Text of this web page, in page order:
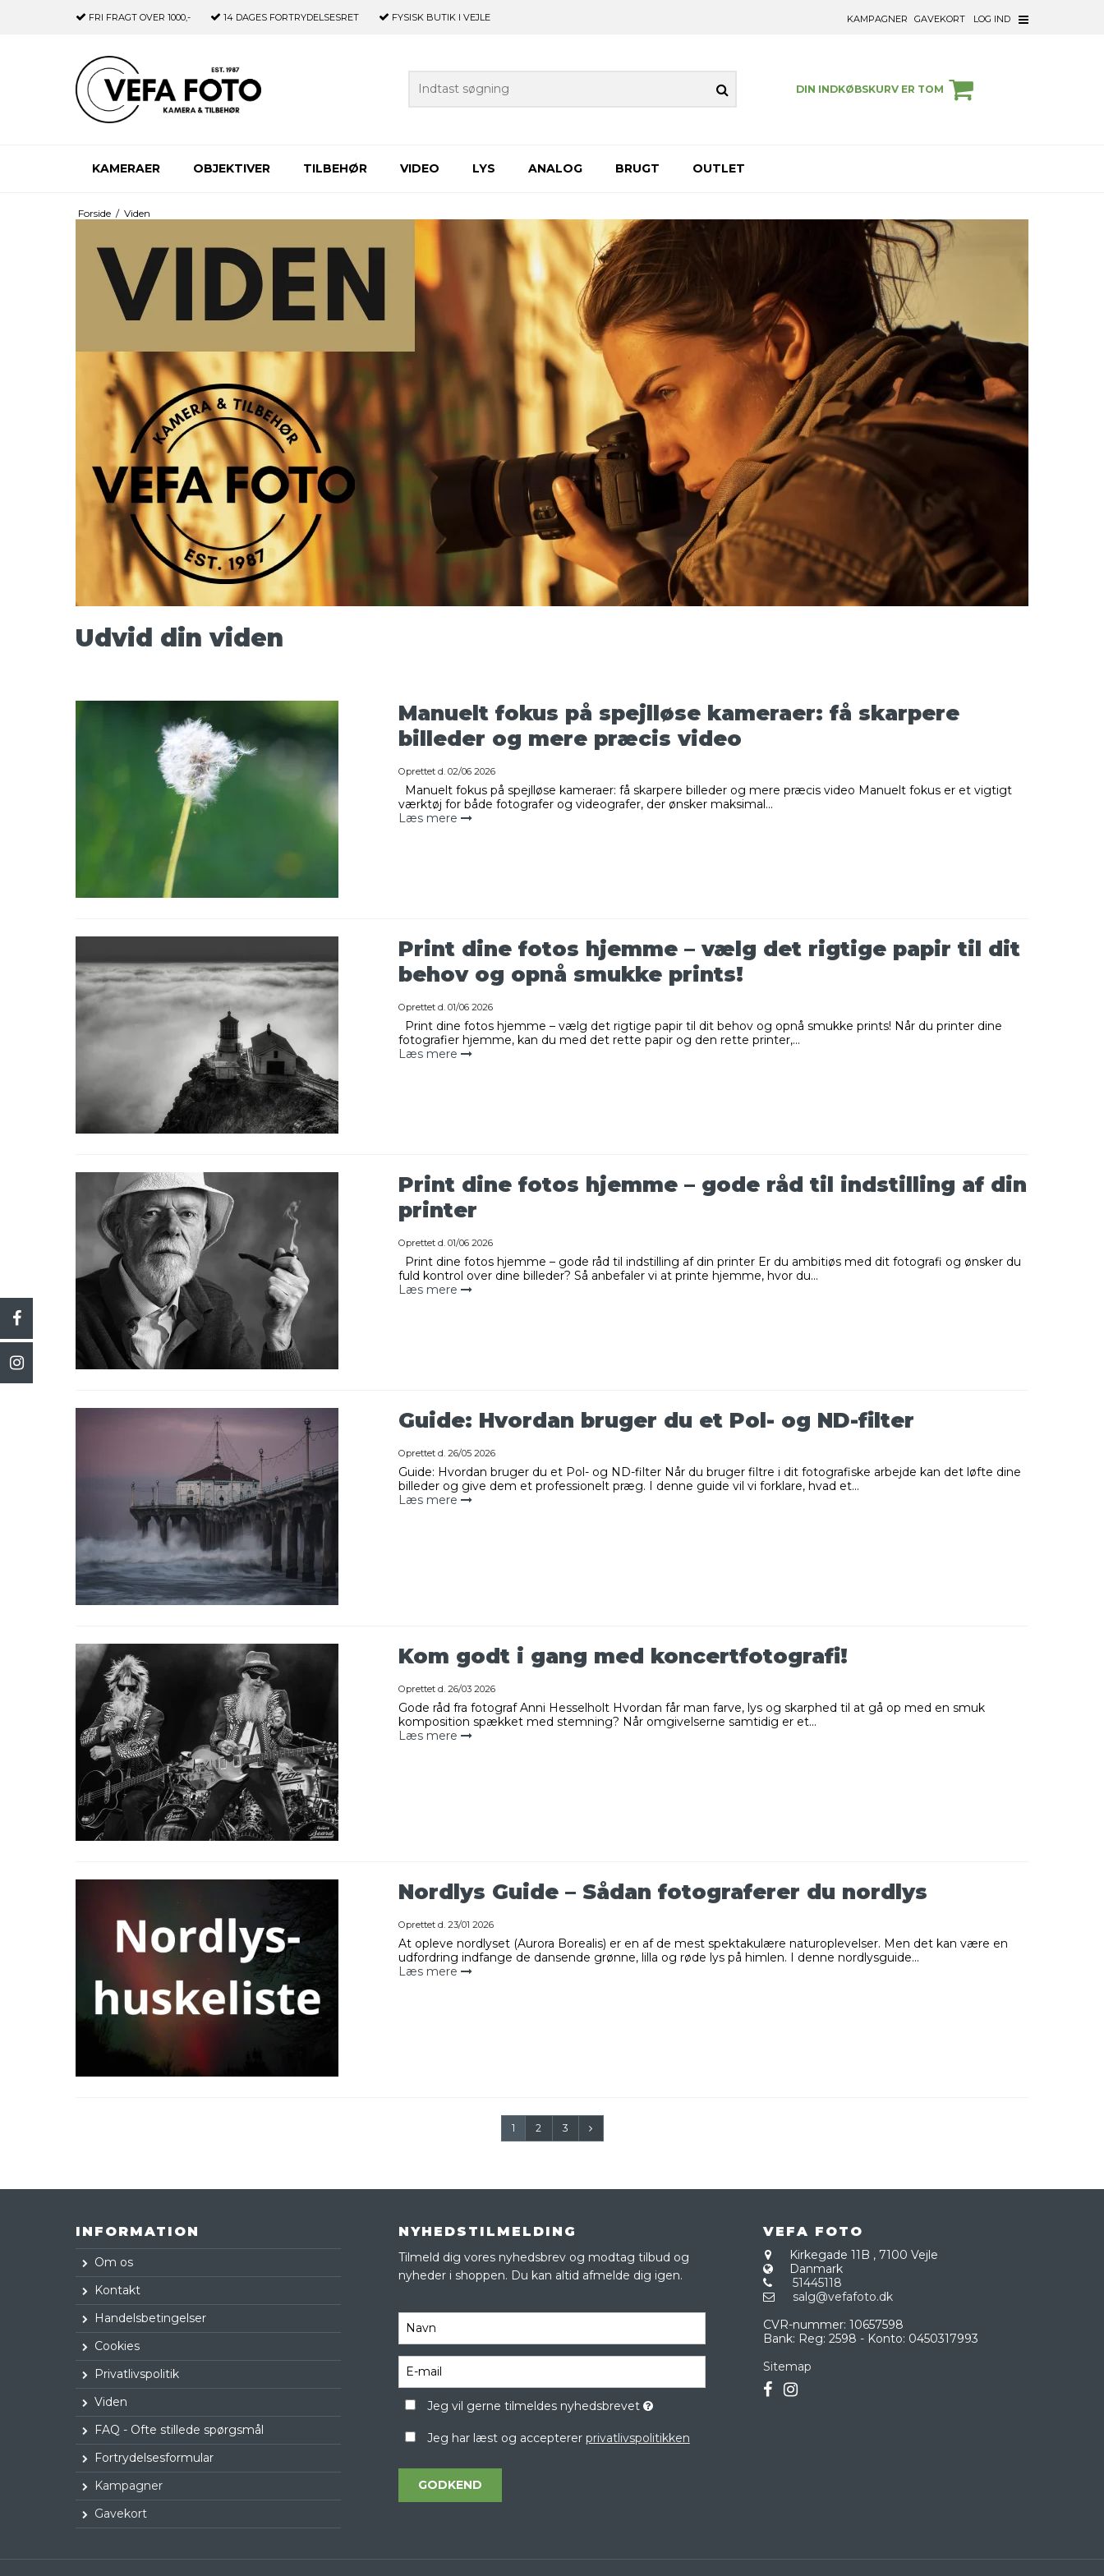
FRI FRAGT OVER 1000,- 14 DAGES FORTRYDELSESRET FYSISK BUTIK I VEJLE KAMPAGNER GAVEKORT LOG IND
DIN INDKØBSKURV ER TOM
KAMERAER OBJEKTIVER TILBEHØR VIDEO LYS ANALOG BRUGT OUTLET
Forside / Viden
Udvid din viden
Manuelt fokus på spejlløse kameraer: få skarpere
billeder og mere præcis video
Oprettet d.02/06 2026
Manuelt fokus på spejlløse kameraer: få skarpere billeder og mere præcis video Manuelt fokus er et vigtigt
værktøj for både fotografer og videografer, der ønsker maksimal...
Læs mere
Print dine fotos hjemme – vælg det rigtige papir til dit
behov og opnå smukke prints!
Oprettet d.01/06 2026
Print dine fotos hjemme – vælg det rigtige papir til dit behov og opnå smukke prints! Når du printer dine
fotografier hjemme, kan du med det rette papir og den rette printer,...
Læs mere
Print dine fotos hjemme – gode råd til indstilling af din
printer
Oprettet d.01/06 2026
Print dine fotos hjemme – gode råd til indstilling af din printer Er du ambitiøs med dit fotografi og ønsker du
fuld kontrol over dine billeder? Så anbefaler vi at printe hjemme, hvor du...
Læs mere
Guide: Hvordan bruger du et Pol- og ND-filter
Oprettet d.26/05 2026
Guide: Hvordan bruger du et Pol- og ND-filter Når du bruger filtre i dit fotografiske arbejde kan det løfte dine
billeder og give dem et professionelt præg. I denne guide vil vi forklare, hvad et...
Læs mere
Kom godt i gang med koncertfotografi!
Oprettet d.26/03 2026
Gode råd fra fotograf Anni Hesselholt Hvordan får man farve, lys og skarphed til at gå op med en smuk
komposition spækket med stemning? Når omgivelserne samtidig er et...
Læs mere
Nordlys Guide – Sådan fotograferer du nordlys
Oprettet d.23/01 2026
At opleve nordlyset (Aurora Borealis) er en af de mest spektakulære naturoplevelser. Men det kan være en
udfordring indfange de dansende grønne, lilla og røde lys på himlen. I denne nordlysguide...
Læs mere
1 2 3
INFORMATION
Om os
Kontakt
Handelsbetingelser
Cookies
Privatlivspolitik
Viden
FAQ - Ofte stillede spørgsmål
Fortrydelsesformular
Kampagner
Gavekort
NYHEDSTILMELDING
Tilmeld dig vores nyhedsbrev og modtag tilbud og
nyheder i shoppen. Du kan altid afmelde dig igen.
Jeg vil gerne tilmeldes nyhedsbrevet
Jeg har læst og accepterer privatlivspolitikken
GODKEND
VEFA FOTO
Kirkegade 11B ,7100 Vejle
Danmark
51445118
salg@vefafoto.dk
CVR-nummer: 10657598
Bank: Reg: 2598 - Konto: 0450317993
Sitemap